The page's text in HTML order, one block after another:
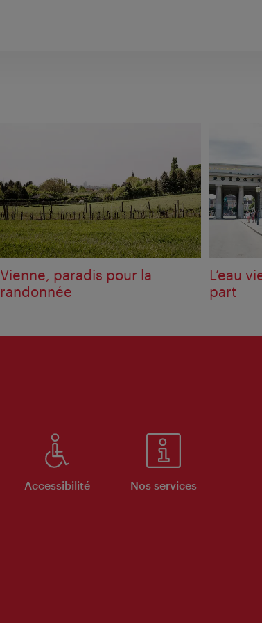
Vienne, paradis pour la
randonnée
L’eau
part
Accessibilité Nos services